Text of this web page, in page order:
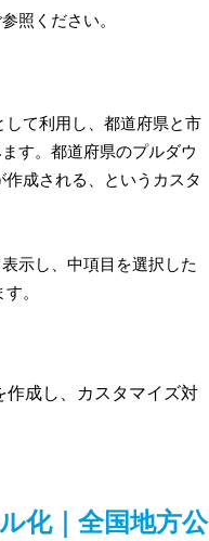
照ください。
て利用し、都道府県と市
す。都道府県のプルダウ
成される、というカスタ
示し、中項目を選択した
。
作成し、カスタマイズ対
化｜全国地方公